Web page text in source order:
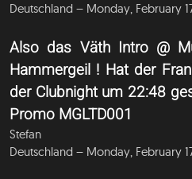
Deutschland – Monday, February
Also das Väth Intro @
Hammergeil ! Hat der
der Clubnight um 22:48
Promo MGLTD001
Stefan
Deutschland – Monday, February